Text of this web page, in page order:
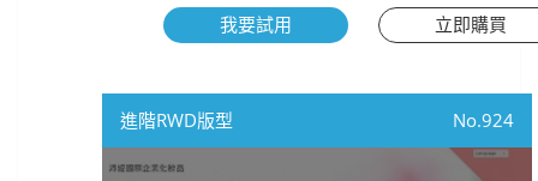
我要試用 立即購買
進階RWD版型 924